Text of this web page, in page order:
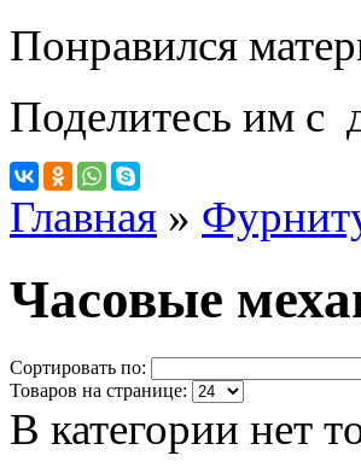
Понравился
Поделитесь им с
Главная »
Часовые
Сортировать по:
Товаров на странице:
В категории нет